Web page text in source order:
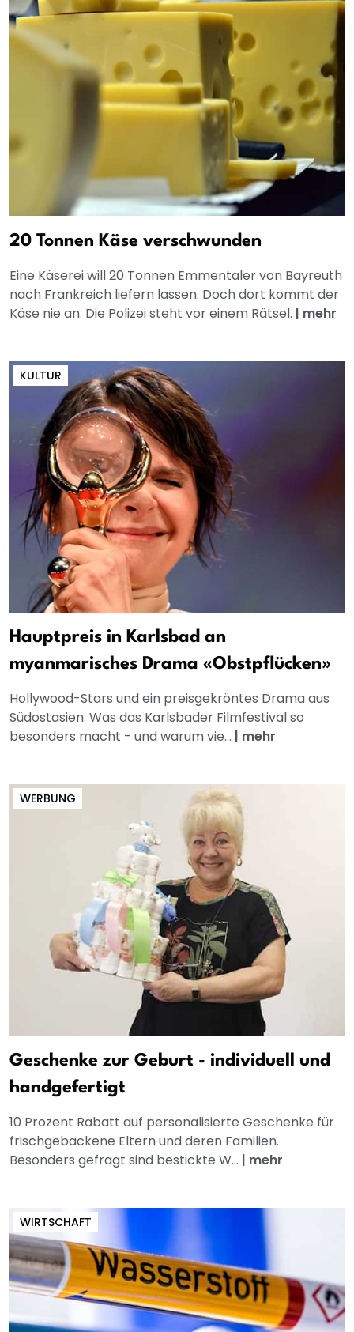
20 Tonnen Käse verschwunden
Eine Käserei will 20 Tonnen Emmentaler von Bayreuth
nach Frankreich liefern lassen. Doch dort kommt der
Käse nie an. Die Polizei steht vor einem Rätsel. | mehr
KULTUR
Hauptpreis in Karlsbad an
myanmarisches Drama «Obstpflücken»
Hollywood-Stars und ein preisgekröntes Drama aus
Südostasien: Was das Karlsbader Filmfestival so
besonders macht - und warum vie... | mehr
WERBUNG
Geschenke zur Geburt - individuell und
handgefertigt
10 Prozent Rabatt auf personalisierte Geschenke für
frischgebackene Eltern und deren Familien.
Besonders gefragt sind bestickte W... | mehr
WIRTSCHAFT